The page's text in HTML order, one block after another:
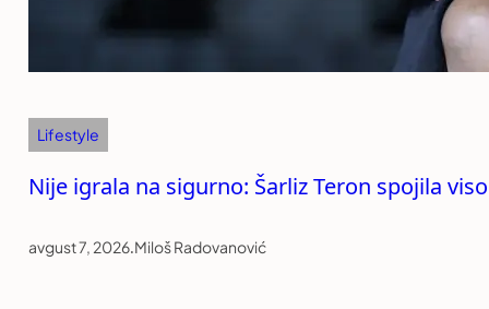
Lifestyle
Nije igrala na sigurno: Šarliz Teron spojila
avgust 7, 2026.Miloš Radovanović